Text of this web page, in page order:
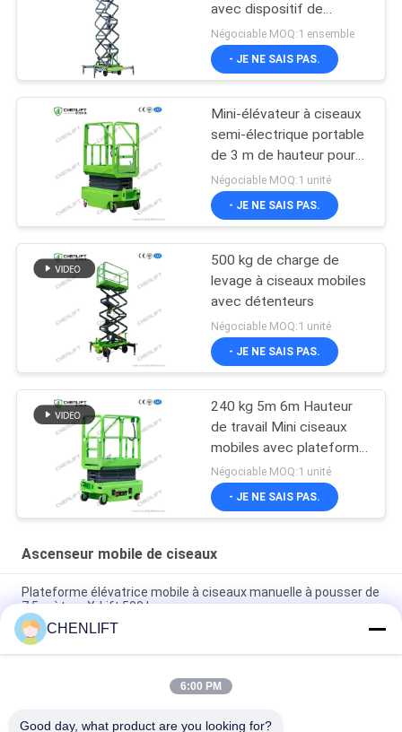
avec dispositif de
traction
Négociable MOQ:1 ensemble
- JE NE SAIS PAS.
Mini-élévateur à ciseaux
semi-électrique portable
de 3 m de hauteur pour
entrepôt
Négociable MOQ:1 unité
- JE NE SAIS PAS.
500 kg de charge de
levage à ciseaux mobiles
avec détenteurs
Négociable MOQ:1 unité
- JE NE SAIS PAS.
240 kg 5m 6m Hauteur
de travail Mini ciseaux
mobiles avec plateforme
d'extension
Négociable MOQ:1 unité
- JE NE SAIS PAS.
Ascenseur mobile de ciseaux
Plateforme élévatrice mobile à ciseaux manuelle à pousser de
7,5 mètres X-Lift 500 kg
Plateforme élévatrice à ciseaux électrique compacte de 14M
avec dispositif motorisé, capacité de charge de 450 kg
Mini Plate-forme élévatrice de 3,9 mètres avec plaque à
CHENLIFT
6:00 PM
Good day, what product are you looking for?